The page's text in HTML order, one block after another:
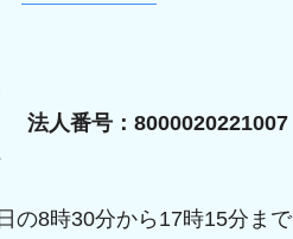
法人番号：8000020221007
の8時30分から17時15分まで